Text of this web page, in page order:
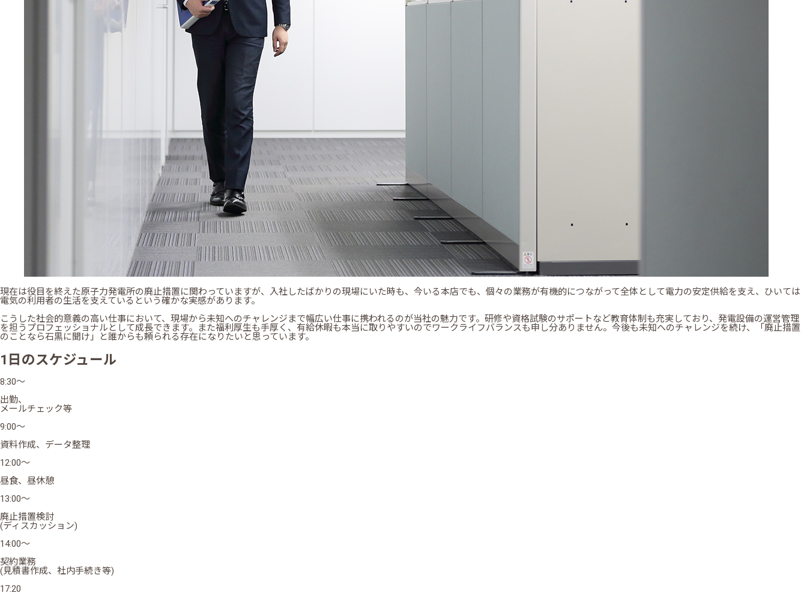
現在は役目を終えた原子力発電所の廃止措置に関わっていますが、入社したばかりの現場にいた時も、今いる本店でも、個々の業務が有機的につながって全体として電力の安定供給を支え、ひいては
電気の利用者の生活を支えているという確かな実感があります。
こうした社会的意義の高い仕事において、現場から未知へのチャレンジまで幅広い仕事に携われるのが当社の魅力です。研修や資格試験のサポートなど教育体制も充実しており、発電設備の運営管理
を担うプロフェッショナルとして成長できます。また福利厚生も手厚く、有給休暇も本当に取りやすいのでワークライフバランスも申し分ありません。今後も未知へのチャレンジを続け、「廃止措置
のことなら石黒に聞け」と誰からも頼られる存在になりたいと思っています。
1日のスケジュール
8:30～
出勤、
メールチェック等
9:00～
資料作成、データ整理
12:00～
昼食、昼休憩
13:00～
廃止措置検討
(ディスカッション)
14:00～
契約業務
(見積書作成、社内手続き等)
17:20